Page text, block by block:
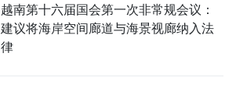
越南第十六届国会第一次非常规会议：
建议将海岸空间廊道与海景视廊纳入法
律